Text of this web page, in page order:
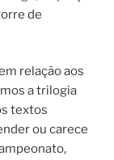
de
relação aos
a trilogia
textos
ou carece